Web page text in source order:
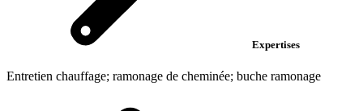
Expertises
Entretien chauffage; ramonage de cheminée; buche ramonage